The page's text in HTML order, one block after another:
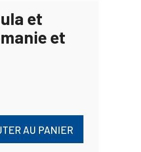
et
et
AU PANIER